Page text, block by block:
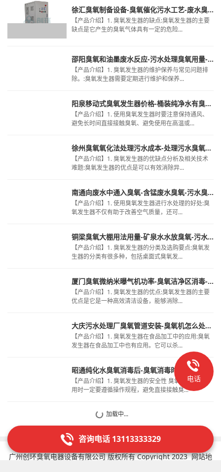
徐汇臭氧制备设备-臭氧催化污水工艺-废水臭氧氧化控制指标
【产品介绍】1. 臭氧发生器的缺点:臭氧发生器的主要
缺点是它产生的臭氧气体具有一定的危险...
邵阳臭氧和油墨废水反应-污水处理臭氧用量-臭氧腐蚀冷库
【产品介绍】1. 臭氧发生器的维护保养与常见问题排
除。:臭氧发生器需要定期进行维护和保养...
阳泉移动式臭氧发生器价格-桶装纯净水有臭氧吗知乎-臭氧食品级消毒
【产品介绍】1. 使用臭氧发生器时要注意保持通风、
避免长时间直接接触臭氧、避免使用在高温或...
徐州臭氧氧化法处理污水成本-处理污水臭氧机-污水净化臭氧发生器厂家
【产品介绍】1. 臭氧发生器的优缺点分析及相关技术
难题:臭氧发生器的优点是可以有效消除异...
南通向废水中通入臭氧-含锰废水臭氧-污水臭氧标准值
【产品介绍】1. 使用臭氧发生器进行水处理的好处:臭
氧发生器不仅有助于改善空气质量，还可...
铜梁臭氧大棚用法用量-矿泉水水放臭氧-污水臭氧无法开启
【产品介绍】1. 臭氧发生器的分类及选购要点:臭氧发
生器的分类有很多种，包括桌面式臭氧发...
厦门臭氧微纳米曝气机功率-臭氧洁净区消毒-冷库臭氧除菌的好处
【产品介绍】1. 臭氧发生器的优点:臭氧发生器的主要
优点是它是一种高效清洁设备，能够消除...
大庆污水处理厂臭氧管道安装-臭氧机怎么处理污水-污水会释放臭氧吗
【产品介绍】1. 臭氧发生器在食品加工中的应用:臭氧
发生器在食品加工中也有应用。它可以杀...
【产品介绍】1. 臭氧发生器的安全性 臭氧发生器在使
用时一定要遵循操作规程，避免直接接触臭...
加载中...
广州创环臭氧电器设备有限公司 版权所有 Copyright 2023网站地
电话
咨询电话 13113333329